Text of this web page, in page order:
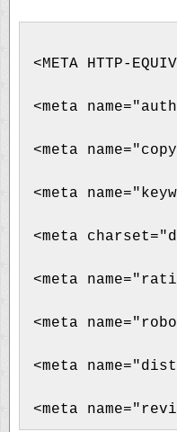
<META HTTP-
<meta
<meta
<meta
<meta
<meta
<meta
<meta
<meta